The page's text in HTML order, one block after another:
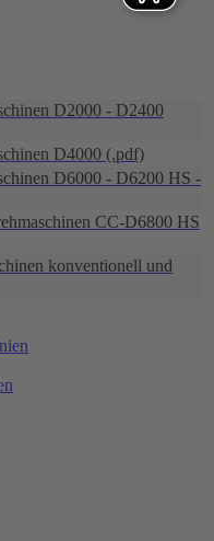
D2000 - D2400
D4000 (.pdf)
D6000 - D6200 HS -
CC-D6800 HS
konventionell und